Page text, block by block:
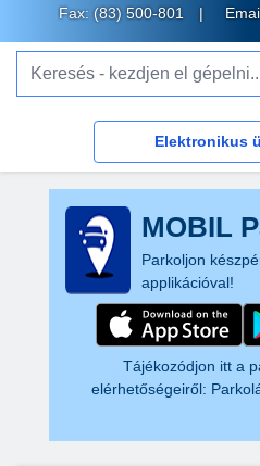
Fax: (83) 500-801
Elektronikus
MOBIL
Parkoljon
applikációval!
Tájékozódjon itt a
elérhetőségeiről: